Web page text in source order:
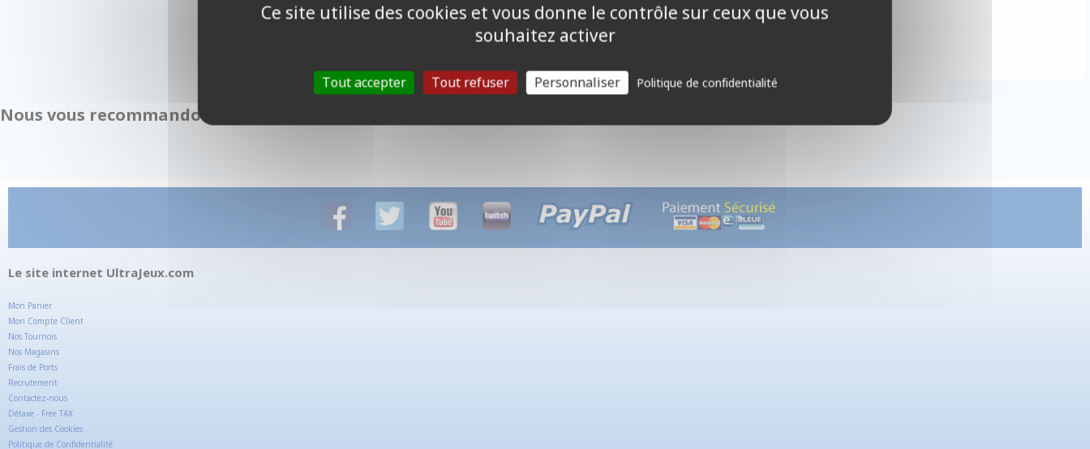
Dotations en fin de tournoi pour 8 joueurs :
1er : 3 Boosters + 2 Booster Promo
5ème au 8ème : 1 Boosters + 1 Booster Promo
Nous vous recommandons également :
Le site internet UltraJeux.com
Mon Panier
Mon Compte Client
Nos Tournois
Nos Magasins
Frais de Ports
Recrutement
Contactez-nous
Détaxe - Free TAX
Gestion des Cookies
Politique de Confidentialité
Ce site utilise des cookies et vous donne le contrôle sur ceux que vous
souhaitez activer
Tout accepter Tout refuser Personnaliser Politique de confidentialité